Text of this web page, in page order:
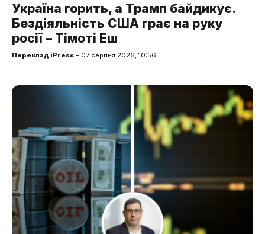
Україна горить, а Трамп байдикує.
Бездіяльність США грає на руку
росії – Тімоті Еш
Переклад iPress – 07 серпня 2026, 10:56